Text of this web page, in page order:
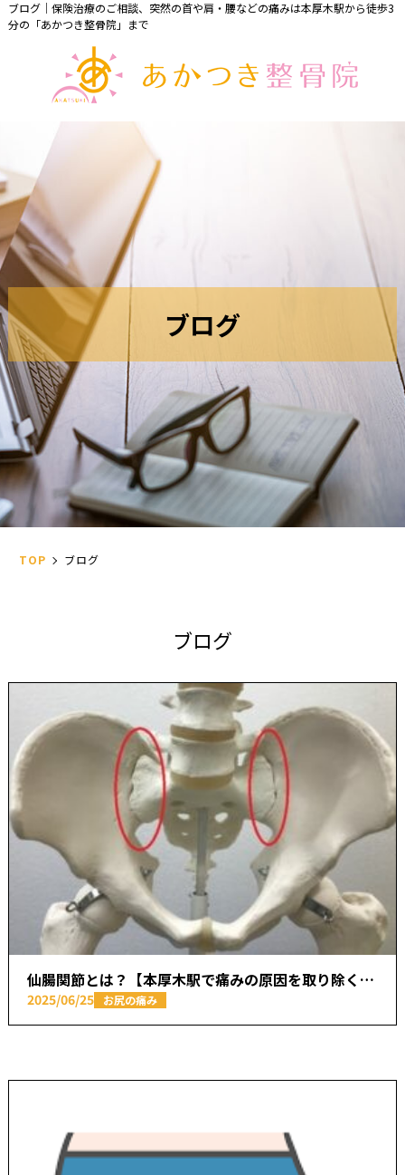
ブログ｜保険治療のご相談、突然の首や肩・腰などの痛みは本厚木駅から徒歩3
分の「あかつき整骨院」まで
ブログ
TOP ブログ
ブログ
仙腸関節とは？【本厚木駅で痛みの原因を取り除く あかつき整骨院】
2025/06/25 お尻の痛み